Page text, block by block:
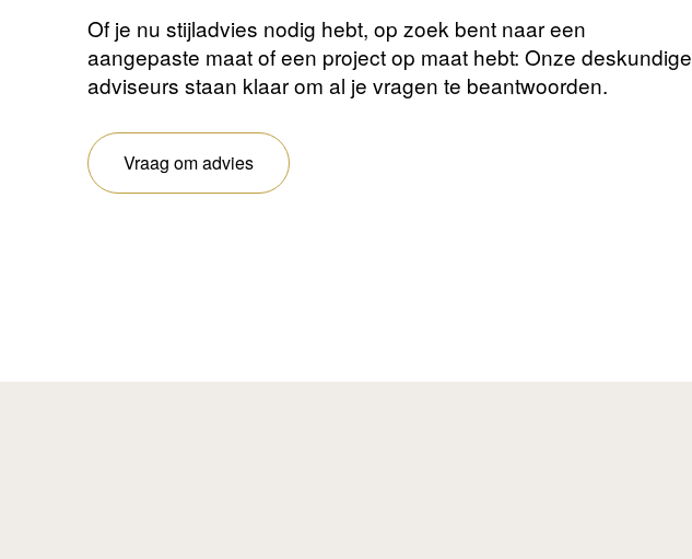
Of je nu stijladvies nodig hebt, op zoek bent naar een
aangepaste maat of een project op maat hebt: Onze deskundige
adviseurs staan ​​klaar om al je vragen te beantwoorden.
Vraag om advies